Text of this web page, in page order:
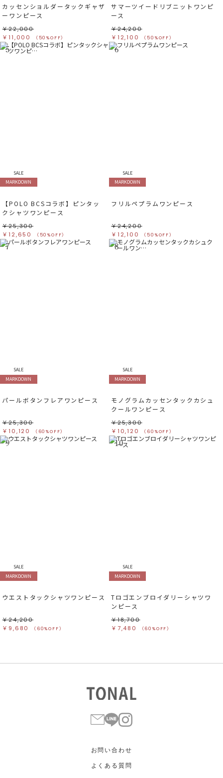
カッセンショルダータックギャザ
ーワンピース
￥22,000
￥11,000
（50%OFF）
サマーツイードリブニットワンピ
ース
￥24,200
￥12,100
（50%OFF）
5
SALE
MARKDOWN
【POLO BCSコラボ】ピンタッ
クシャツワンピース
￥25,300
￥12,650
（50%OFF）
6
SALE
MARKDOWN
フリルペプラムワンピース
￥24,200
￥12,100
（50%OFF）
7
SALE
MARKDOWN
パールボタンフレアワンピース
￥25,300
￥10,120
（60%OFF）
8
SALE
MARKDOWN
モノグラムカッセンタックカシュ
クールワンピース
￥25,300
￥10,120
（60%OFF）
9
SALE
MARKDOWN
ウエストタックシャツワンピース
￥24,200
￥9,680
（60%OFF）
10
SALE
MARKDOWN
Tロゴエンブロイダリーシャツワ
ンピース
￥18,700
￥7,480
（60%OFF）
お問い合わせ
よくある質問